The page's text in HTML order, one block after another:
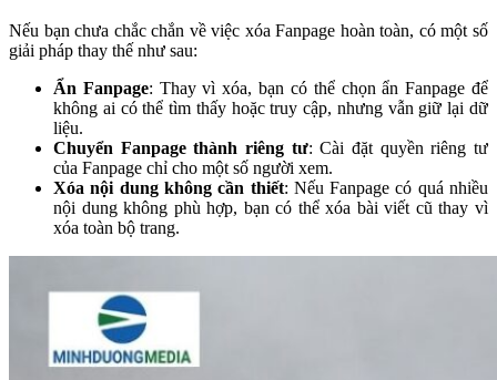
Nếu bạn chưa chắc chắn về việc xóa Fanpage hoàn toàn, có một số
giải pháp thay thế như sau:
Ẩn Fanpage: Thay vì xóa, bạn có thể chọn ẩn Fanpage để
không ai có thể tìm thấy hoặc truy cập, nhưng vẫn giữ lại dữ
liệu.
Chuyển Fanpage thành riêng tư: Cài đặt quyền riêng tư
của Fanpage chỉ cho một số người xem.
Xóa nội dung không cần thiết: Nếu Fanpage có quá nhiều
nội dung không phù hợp, bạn có thể xóa bài viết cũ thay vì
xóa toàn bộ trang.